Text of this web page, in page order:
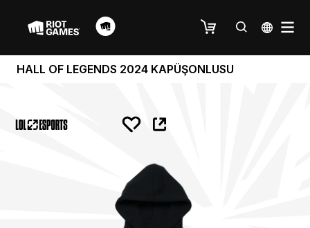
HALL OF LEGENDS 2024 KAPÜŞONLUSU